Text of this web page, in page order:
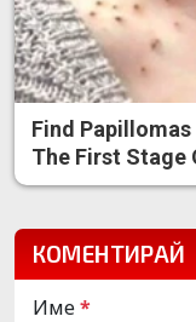
Find
The First Stage
КОМЕНТИРАЙ
Име*